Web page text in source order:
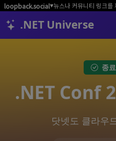
loopback.social▼
.NET Universe
종
.NET Conf
닷넷도 클라우